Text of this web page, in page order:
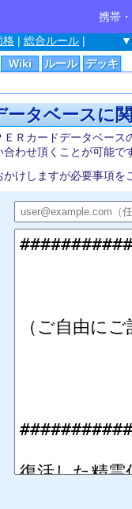
携帯
Wiki ルール デッキ
格 | 総合ルール |
ータベースに
ＥＲカードデータベース
合わせ頂くことが可能で
かけしますが必要事項